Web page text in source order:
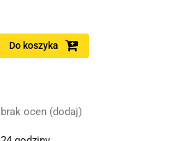
Do koszyka
brak ocen (dodaj)